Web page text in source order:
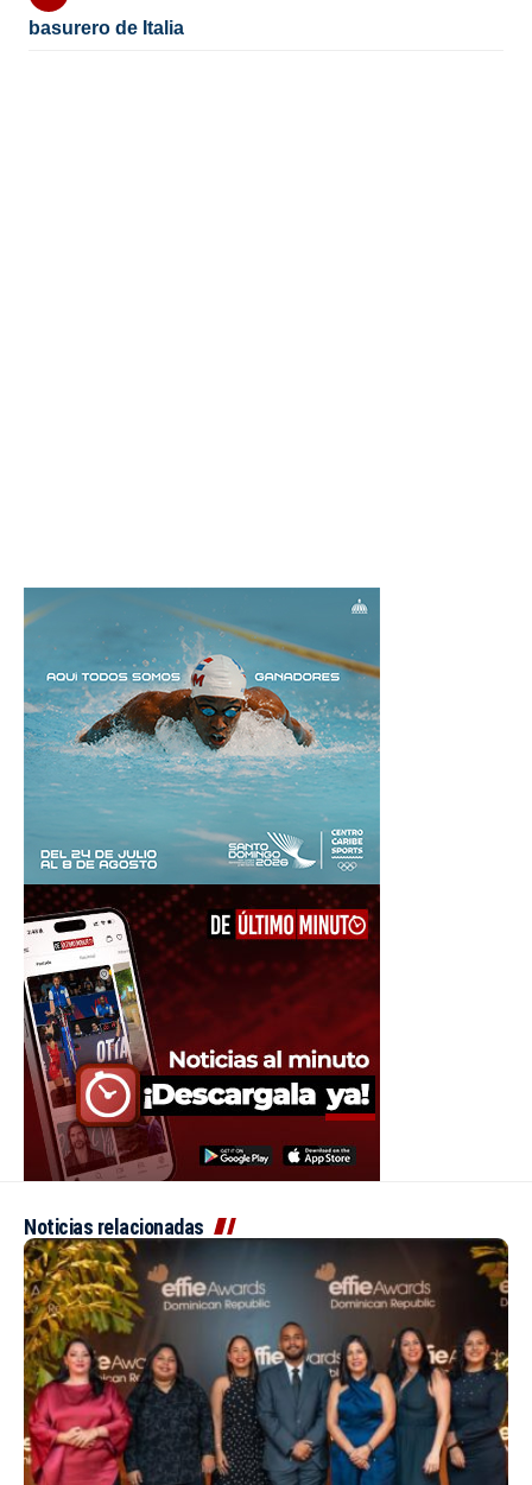
basurero de Italia
Noticias relacionadas